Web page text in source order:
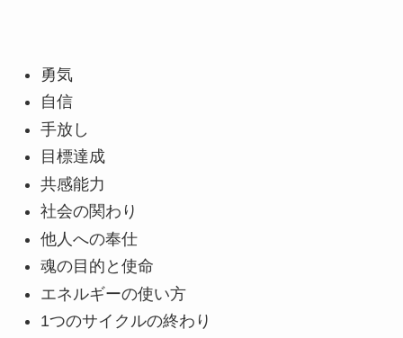
勇気
自信
手放し
目標達成
共感能力
社会の関わり
他人への奉仕
魂の目的と使命
エネルギーの使い方
1つのサイクルの終わり